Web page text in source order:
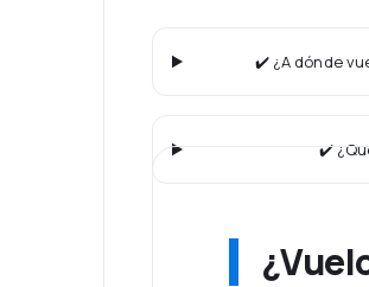
✔️ ¿A dónde
✔️